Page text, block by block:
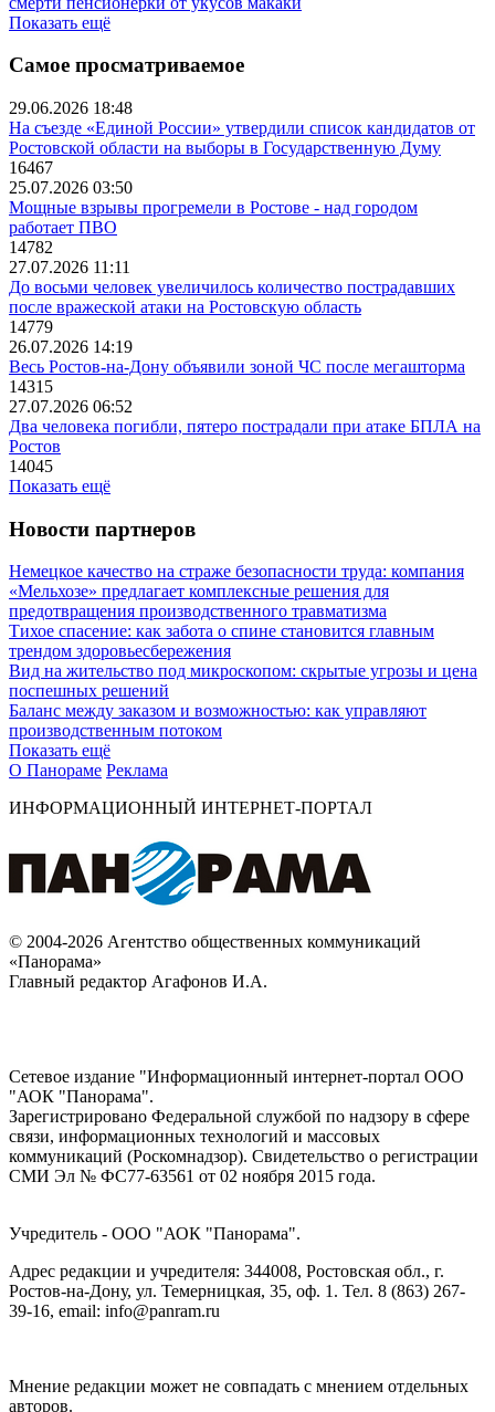
Показать ещё
Самое просматриваемое
29.06.2026 18:48
На съезде «Единой России» утвердили список кандидатов от
Ростовской области на выборы в Государственную Думу
16467
25.07.2026 03:50
Мощные взрывы прогремели в Ростове - над городом
работает ПВО
14782
27.07.2026 11:11
До восьми человек увеличилось количество пострадавших
после вражеской атаки на Ростовскую область
14779
26.07.2026 14:19
Весь Ростов-на-Дону объявили зоной ЧС после мегашторма
14315
27.07.2026 06:52
Два человека погибли, пятеро пострадали при атаке БПЛА на
Ростов
14045
Показать ещё
Новости партнеров
Немецкое качество на страже безопасности труда: компания
«Мельхозе» предлагает комплексные решения для
предотвращения производственного травматизма
Тихое спасение: как забота о спине становится главным
трендом здоровьесбережения
Вид на жительство под микроскопом: скрытые угрозы и цена
поспешных решений
Баланс между заказом и возможностью: как управляют
производственным потоком
Показать ещё
О Панораме Реклама
ИНФОРМАЦИОННЫЙ ИНТЕРНЕТ-ПОРТАЛ
© 2004-2026 Агентство общественных коммуникаций
«Панорама»
Главный редактор Агафонов И.А.
Сетевое издание "Информационный интернет-портал ООО
"АОК "Панорама".
Зарегистрировано Федеральной службой по надзору в сфере
связи, информационных технологий и массовых
коммуникаций (Роскомнадзор). Cвидетельство о регистрации
СМИ Эл № ФС77-63561 от 02 ноября 2015 года.
Учредитель - ООО "АОК "Панорама".
Адрес редакции и учредителя: 344008, Ростовская обл., г.
Ростов-на-Дону, ул. Темерницкая, 35, оф. 1. Тел. 8 (863) 267-
39-16, email: info@panram.ru
Мнение редакции может не совпадать с мнением отдельных
авторов.